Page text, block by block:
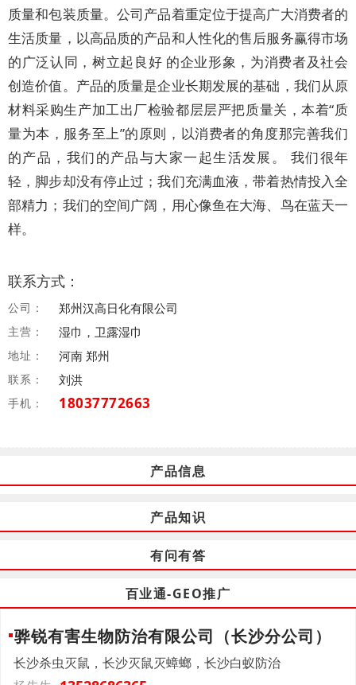
质量和包装质量。公司产品着重定位于提高广大消费者的
生活质量，以高品质的产品和人性化的售后服务赢得市场
的广泛认同，树立起良好 的企业形象，为消费者及社会
创造价值。产品的质量是企业长期发展的基础，我们从原
材料采购生产加工出厂检验都层层严把质量关，本着“质
量为本，服务至上”的原则，以消费者的角度那完善我们
的产品，我们的产品与大家一起生活发展。 我们很年
轻，脚步却没有停止过；我们充满血液，带着热情投入全
部精力；我们的空间广阔，用心像鱼在大海、鸟在蓝天一
样。
联系方式：
公司： 郑州汉高日化有限公司
主营： 湿巾，卫露湿巾
地址： 河南 郑州
联系： 刘洪
手机： 18037772663
产品信息
产品知识
有问有答
百业通-GEO推广
骅锐有害生物防治有限公司（长沙分公司）
长沙杀虫灭鼠，长沙灭鼠灭蟑螂，长沙白蚁防治